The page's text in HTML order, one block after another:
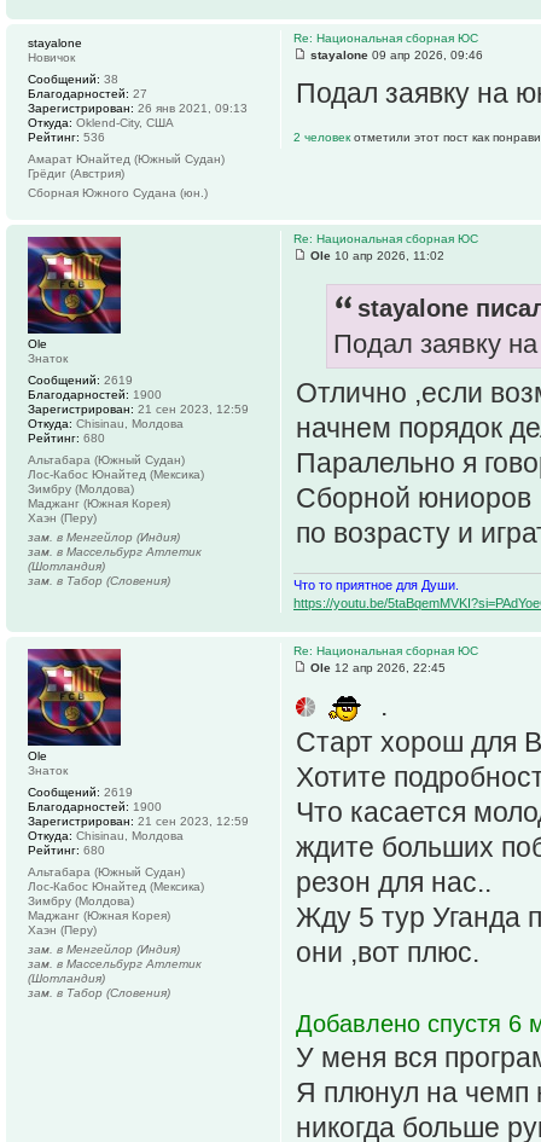
Re: Национальная сборная ЮС
stayalone 09 апр 2026, 09:46
Подал заявку на
2 человек отметили этот пост как
stayalone
Новичок
Сообщений: 38
Благодарностей: 27
Зарегистрирован: 26 янв 2021, 09:13
Откуда: Oklend-City, США
Рейтинг: 536
Амарат Юнайтед (Южный Судан)
Грёдиг (Австрия)
Сборная Южного Судана (юн.)
Re: Национальная сборная ЮС
Ole 10 апр 2026, 11:02
stayalone
Подал заявку
Отлично ,если
начнем порядок
Паралельно я
Сборной юниоров
по возрасту и
Что то приятное для Души.
https://youtu.be/
Ole
Знаток
Сообщений: 2619
Благодарностей: 1900
Зарегистрирован: 21 сен 2023, 12:59
Откуда: Chisinau, Молдова
Рейтинг: 680
Альтабара (Южный Судан)
Лос-Кабос Юнайтед (Мексика)
Зимбру (Молдова)
Маджанг (Южная Корея)
Хаэн (Перу)
зам. в Менгейлор (Индия)
зам. в Массельбург Атлетик
(Шотландия)
зам. в Табор (Словения)
Re: Национальная сборная ЮС
Ole 12 апр 2026, 22:45
.
Старт хорош для
Хотите
Что касается
ждите больших
резон для нас..
Жду 5 тур Уганда
они ,вот плюс.
Добавлено спустя 6
У меня вся
Я плюнул на чемп
никогда больше
Ole
Знаток
Сообщений: 2619
Благодарностей: 1900
Зарегистрирован: 21 сен 2023, 12:59
Откуда: Chisinau, Молдова
Рейтинг: 680
Альтабара (Южный Судан)
Лос-Кабос Юнайтед (Мексика)
Зимбру (Молдова)
Маджанг (Южная Корея)
Хаэн (Перу)
зам. в Менгейлор (Индия)
зам. в Массельбург Атлетик
(Шотландия)
зам. в Табор (Словения)